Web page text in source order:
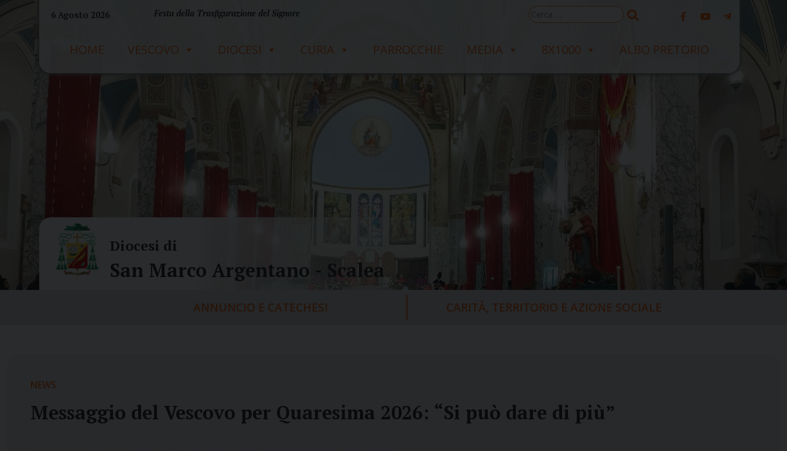
6 Agosto 2026 Festa della Trasfigurazione del Signore
Ricerca
per:
HOME VESCOVO DIOCESI CURIA PARROCCHIE MEDIA 8X1000 ALBO PRETORIO
Diocesi di
San Marco Argentano - Scalea
ANNUNCIO E CATECHESI CARITÀ, TERRITORIO E AZIONE SOCIALE
NEWS
Messaggio del Vescovo per Quaresima 2026: “Si può dare di più”